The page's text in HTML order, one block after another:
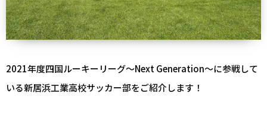
2021年度四国ルーキーリーグ～Next Generation～に参戦して
いる新居浜工業高校サッカー部をご紹介します！